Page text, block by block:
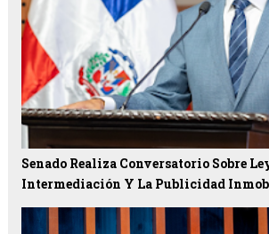
Senado Realiza Conversatorio Sobre
Intermediación Y La Publicidad